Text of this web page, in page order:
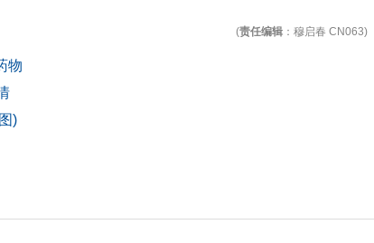
(责任编辑 ：穆启春 CN063)
物
)